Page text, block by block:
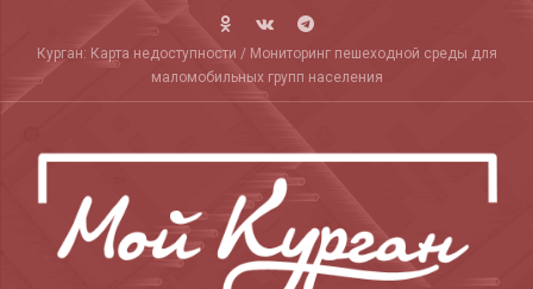
content
Курган: Карта недоступности / Мониторинг пешеходной среды для
маломобильных групп населения